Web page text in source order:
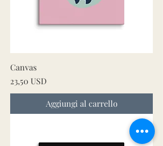
Canvas
Prezzo
23,50 USD
Aggiungi al carrello